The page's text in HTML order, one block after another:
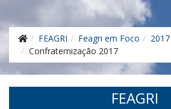
FEAGRI Feagri em Foco
2017
Confraternização 2017
FEAGRI